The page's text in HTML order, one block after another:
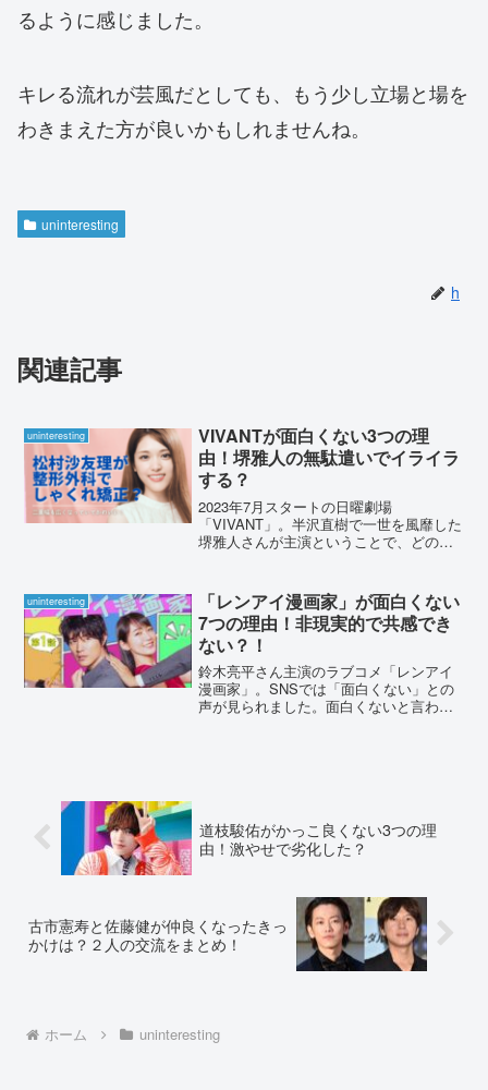
るように感じました。
キレる流れが芸風だとしても、もう少し立場と場を
わきまえた方が良いかもしれませんね。
uninteresting
h
関連記事
uninteresting
VIVANTが面白くない3つの理
由！堺雅人の無駄遣いでイライラ
する？
2023年7月スタートの日曜劇場
「VIVANT」。半沢直樹で一世を風靡した
堺雅人さんが主演ということで、どのよ
「面白くない」「つまらない」といった
声がありました。不評な理...
uninteresting
「レンアイ漫画家」が面白くない
7つの理由！非現実的で共感でき
ない？！
鈴木亮平さん主演のラブコメ「レンアイ
漫画家」。SNSでは「面白くない」との
声が見られました。面白くないと言われ
道枝駿佑がかっこ良くない3つの理
由！激やせで劣化した？
古市憲寿と佐藤健が仲良くなったきっ
かけは？２人の交流をまとめ！
ホーム uninteresting